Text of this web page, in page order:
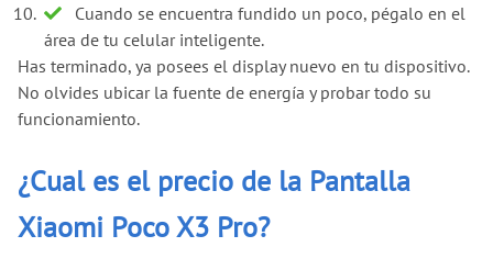
Cuando se encuentra fundido un poco, pégalo en el
área de tu celular inteligente.
Has terminado, ya posees el display nuevo en tu dispositivo.
No olvides ubicar la fuente de energía y probar todo su
funcionamiento.
¿Cual es el precio de la Pantalla
Xiaomi Poco X3 Pro?